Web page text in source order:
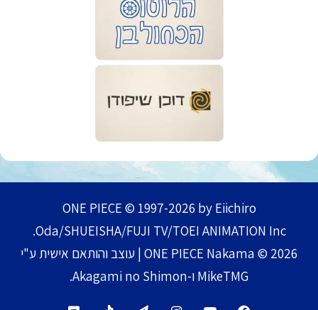
ONE PIECE © 1997-2026 by Eiichiro
Oda/SHUEISHA/FUJI TV/TOEI ANIMATION Inc.
ONE PIECE Nakama © 2026 | עוצב והותאם אישית ע"י
MikeTMG ו-Akagami no Shimon.